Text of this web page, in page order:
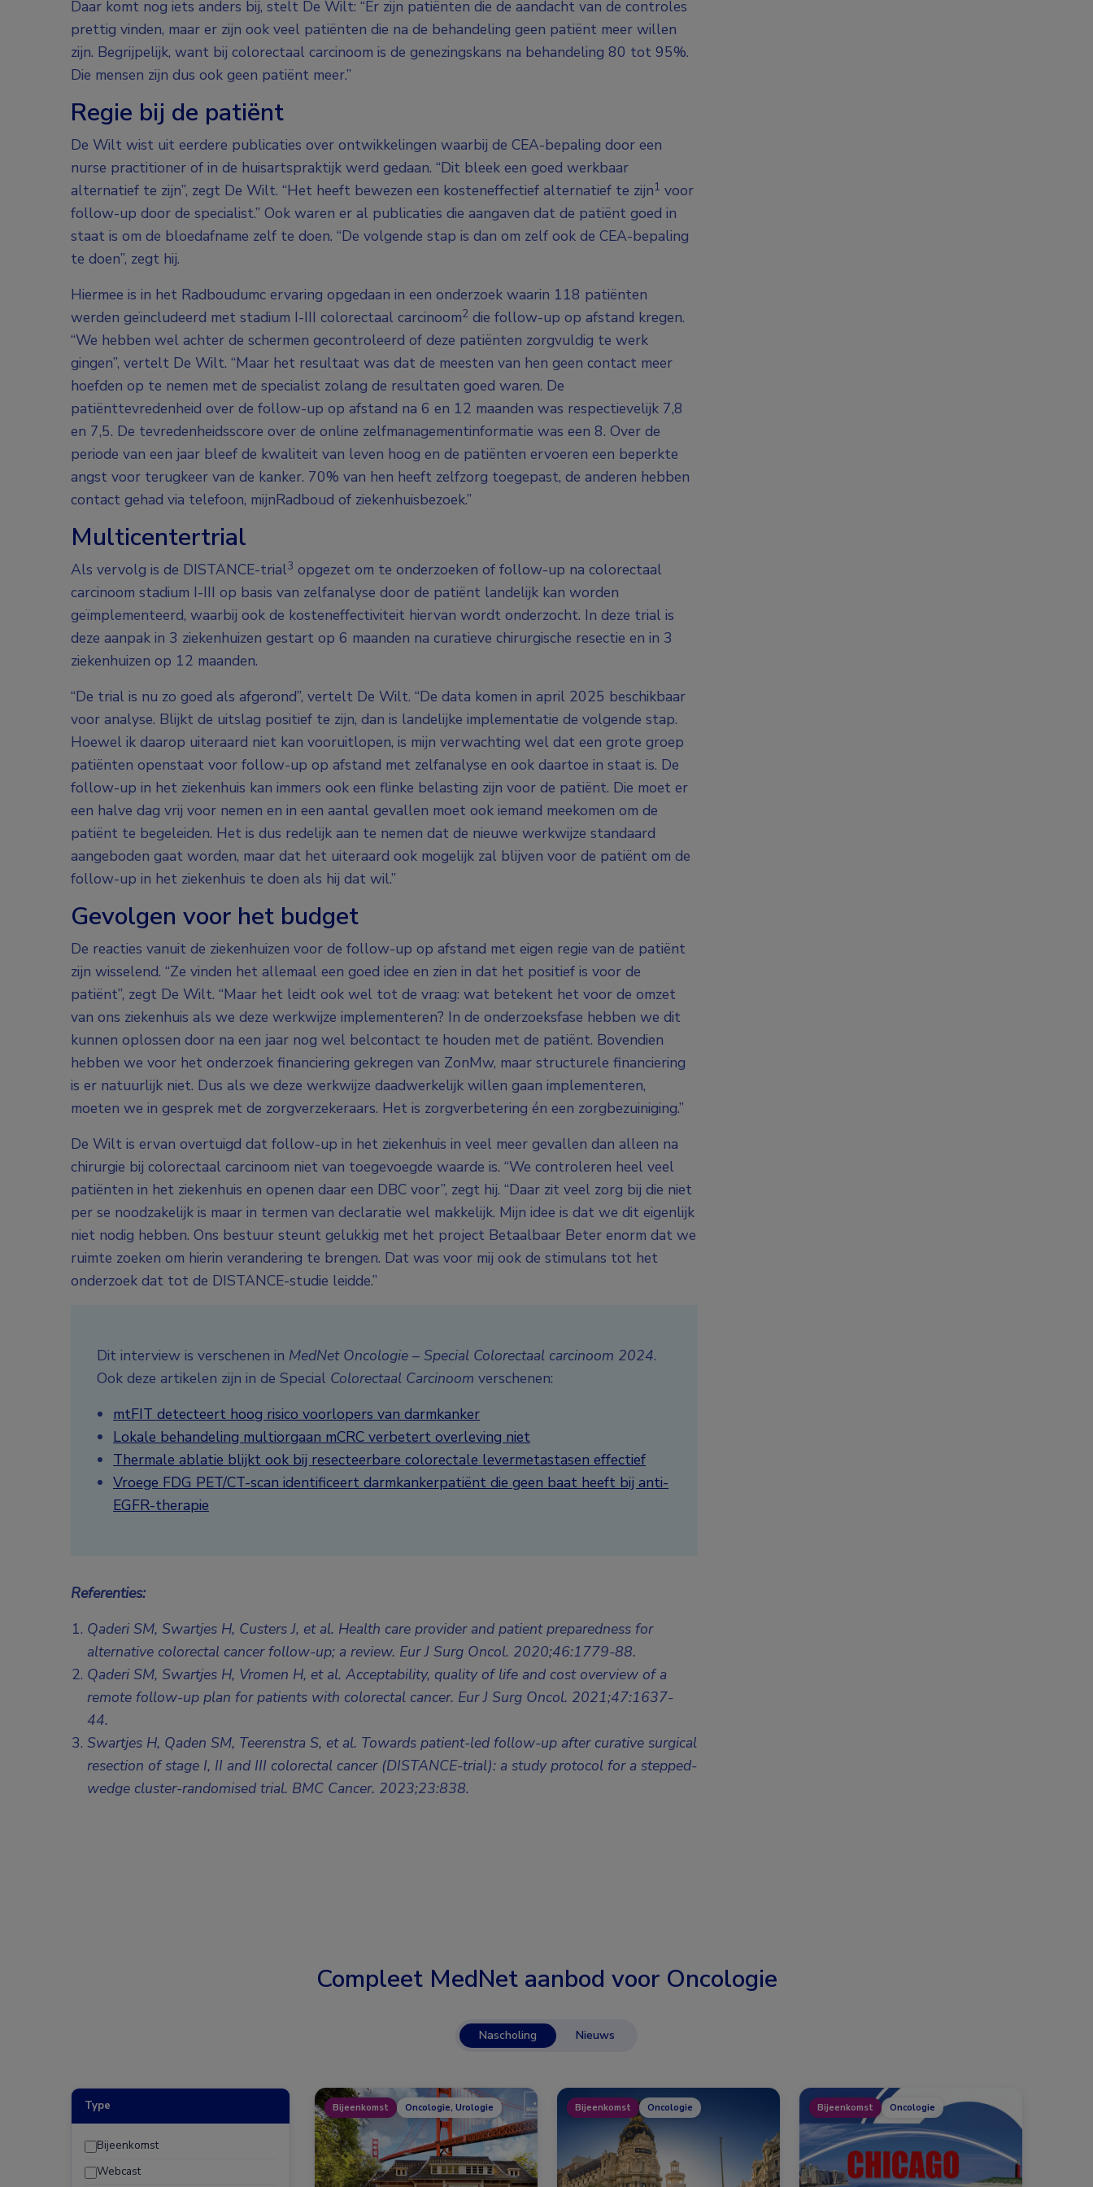
Daar komt nog iets anders bij, stelt De Wilt: “Er zijn patiënten die de aandacht van de controles
prettig vinden, maar er zijn ook veel patiënten die na de behandeling geen patiënt meer willen
zijn. Begrijpelijk, want bij colorectaal carcinoom is de genezingskans na behandeling 80 tot 95%.
Die mensen zijn dus ook geen patiënt meer.”
Regie bij de patiënt
De Wilt wist uit eerdere publicaties over ontwikkelingen waarbij de CEA-bepaling door een
nurse practitioner of in de huisartspraktijk werd gedaan. “Dit bleek een goed werkbaar
alternatief te zijn”, zegt De Wilt. “Het heeft bewezen een kosteneffectief alternatief te zijn1 voor
follow-up door de specialist.” Ook waren er al publicaties die aangaven dat de patiënt goed in
staat is om de bloedafname zelf te doen. “De volgende stap is dan om zelf ook de CEA-bepaling
te doen”, zegt hij.
Hiermee is in het Radboudumc ervaring opgedaan in een onderzoek waarin 118 patiënten
werden geïncludeerd met stadium I-III colorectaal carcinoom2 die follow-up op afstand kregen.
“We hebben wel achter de schermen gecontroleerd of deze patiënten zorgvuldig te werk
gingen”, vertelt De Wilt. “Maar het resultaat was dat de meesten van hen geen contact meer
hoefden op te nemen met de specialist zolang de resultaten goed waren. De
patiënttevredenheid over de follow-up op afstand na 6 en 12 maanden was respectievelijk 7,8
en 7,5. De tevredenheidsscore over de online zelfmanagementinformatie was een 8. Over de
periode van een jaar bleef de kwaliteit van leven hoog en de patiënten ervoeren een beperkte
angst voor terugkeer van de kanker. 70% van hen heeft zelfzorg toegepast, de anderen hebben
contact gehad via telefoon, mijnRadboud of ziekenhuisbezoek.”
Multicentertrial
Als vervolg is de DISTANCE-trial3 opgezet om te onderzoeken of follow-up na colorectaal
carcinoom stadium I-III op basis van zelfanalyse door de patiënt landelijk kan worden
geïmplementeerd, waarbij ook de kosteneffectiviteit hiervan wordt onderzocht. In deze trial is
deze aanpak in 3 ziekenhuizen gestart op 6 maanden na curatieve chirurgische resectie en in 3
ziekenhuizen op 12 maanden.
“De trial is nu zo goed als afgerond”, vertelt De Wilt. “De data komen in april 2025 beschikbaar
voor analyse. Blijkt de uitslag positief te zijn, dan is landelijke implementatie de volgende stap.
Hoewel ik daarop uiteraard niet kan vooruitlopen, is mijn verwachting wel dat een grote groep
patiënten openstaat voor follow-up op afstand met zelfanalyse en ook daartoe in staat is. De
follow-up in het ziekenhuis kan immers ook een flinke belasting zijn voor de patiënt. Die moet er
een halve dag vrij voor nemen en in een aantal gevallen moet ook iemand meekomen om de
patiënt te begeleiden. Het is dus redelijk aan te nemen dat de nieuwe werkwijze standaard
aangeboden gaat worden, maar dat het uiteraard ook mogelijk zal blijven voor de patiënt om de
follow-up in het ziekenhuis te doen als hij dat wil.”
Gevolgen voor het budget
De reacties vanuit de ziekenhuizen voor de follow-up op afstand met eigen regie van de patiënt
zijn wisselend. “Ze vinden het allemaal een goed idee en zien in dat het positief is voor de
patiënt”, zegt De Wilt. “Maar het leidt ook wel tot de vraag: wat betekent het voor de omzet
van ons ziekenhuis als we deze werkwijze implementeren? In de onderzoeksfase hebben we dit
kunnen oplossen door na een jaar nog wel belcontact te houden met de patiënt. Bovendien
hebben we voor het onderzoek financiering gekregen van ZonMw, maar structurele financiering
is er natuurlijk niet. Dus als we deze werkwijze daadwerkelijk willen gaan implementeren,
moeten we in gesprek met de zorgverzekeraars. Het is zorgverbetering én een zorgbezuiniging.”
De Wilt is ervan overtuigd dat follow-up in het ziekenhuis in veel meer gevallen dan alleen na
chirurgie bij colorectaal carcinoom niet van toegevoegde waarde is. “We controleren heel veel
patiënten in het ziekenhuis en openen daar een DBC voor”, zegt hij. “Daar zit veel zorg bij die niet
per se noodzakelijk is maar in termen van declaratie wel makkelijk. Mijn idee is dat we dit eigenlijk
niet nodig hebben. Ons bestuur steunt gelukkig met het project Betaalbaar Beter enorm dat we
ruimte zoeken om hierin verandering te brengen. Dat was voor mij ook de stimulans tot het
onderzoek dat tot de DISTANCE-studie leidde.”
Dit interview is verschenen in MedNet Oncologie – Special Colorectaal carcinoom 2024.
Ook deze artikelen zijn in de Special Colorectaal Carcinoom verschenen:
mtFIT detecteert hoog risico voorlopers van darmkanker
Lokale behandeling multiorgaan mCRC verbetert overleving niet
Thermale ablatie blijkt ook bij resecteerbare colorectale levermetastasen effectief
Vroege FDG PET/CT-scan identificeert darmkankerpatiënt die geen baat heeft bij anti-
EGFR-therapie
Referenties:
Qaderi SM, Swartjes H, Custers J, et al. Health care provider and patient preparedness for
alternative colorectal cancer follow-up; a review. Eur J Surg Oncol. 2020;46:1779-88.
Qaderi SM, Swartjes H, Vromen H, et al. Acceptability, quality of life and cost overview of a
remote follow-up plan for patients with colorectal cancer. Eur J Surg Oncol. 2021;47:1637-
44.
Swartjes H, Qaden SM, Teerenstra S, et al. Towards patient-led follow-up after curative surgical
resection of stage I, II and III colorectal cancer (DISTANCE-trial): a study protocol for a stepped-
wedge cluster-randomised trial. BMC Cancer. 2023;23:838.
Compleet MedNet aanbod voor Oncologie
Nascholing Nieuws
Type
Bijeenkomst
Webcast
Bijeenkomst Oncologie, Urologie Bijeenkomst Oncologie Bijeenkomst Oncologie